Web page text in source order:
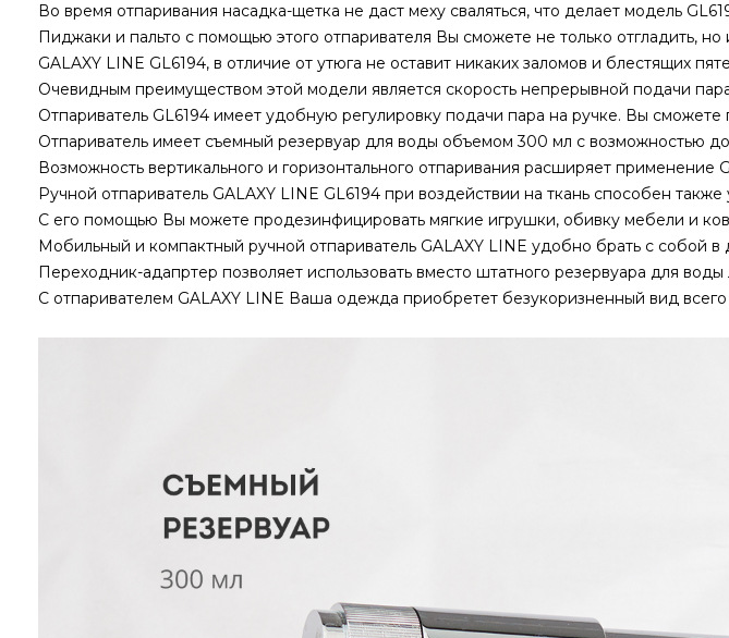
Во время отпаривания насадка-щетка не даст меху сваляться, что делает модель
Пиджаки и пальто с помощью этого отпаривателя Вы сможете не только отгладить, но
GALAXY LINE GL6194, в отличие от утюга не оставит никаких заломов и блестящих
Очевидным преимуществом этой модели является скорость непрерывной подачи
Отпариватель GL6194 имеет удобную регулировку подачи пара на ручке. Вы
Отпариватель имеет съемный резервуар для воды объемом 300 мл с возможностью
Возможность вертикального и горизонтального отпаривания расширяет применение
Ручной отпариватель GALAXY LINE GL6194 при воздействии на ткань способен
С его помощью Вы можете продезинфицировать мягкие игрушки, обивку мебели и
Мобильный и компактный ручной отпариватель GALAXY LINE удобно брать с собой
Переходник-адапртер позволяет использовать вместо штатного резервуара для
С отпаривателем GALAXY LINE Ваша одежда приобретет безукоризненный вид всего